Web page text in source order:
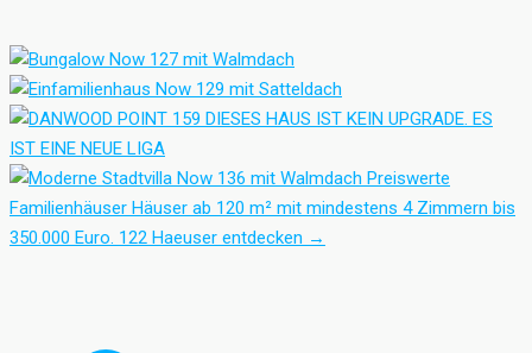
Preiswerte
Familienhäuser Häuser ab 120 m² mit mindestens 4 Zimmern bis
350.000 Euro. 122 Haeuser entdecken →